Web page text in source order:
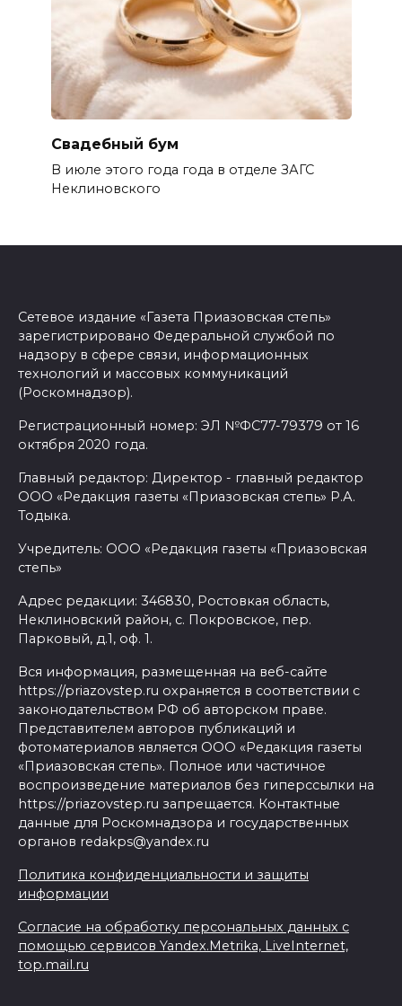
Свадебный бум
В июле этого года года в отделе ЗАГС
Неклиновского
Сетевое издание «Газета Приазовская степь»
зарегистрировано Федеральной службой по
надзору в сфере связи, информационных
технологий и массовых коммуникаций
(Роскомнадзор).
Регистрационный номер: ЭЛ №ФС77-79379 от 16
октября 2020 года.
Главный редактор: Директор - главный редактор
ООО «Редакция газеты «Приазовская степь» Р.А.
Тодыка.
Учредитель: ООО «Редакция газеты «Приазовская
степь»
Адрес редакции: 346830, Ростовкая область,
Неклиновский район, с. Покровское, пер.
Парковый, д.1, оф. 1.
Вся информация, размещенная на веб-сайте
https://priazovstep.ru охраняется в соответствии с
законодательством РФ об авторском праве.
Представителем авторов публикаций и
фотоматериалов является ООО «Редакция газеты
«Приазовская степь». Полное или частичное
воспроизведение материалов без гиперссылки на
https://priazovstep.ru запрещается. Контактные
данные для Роскомнадзора и государственных
органов redakps@yandex.ru
Политика конфиденциальности и защиты
информации
Согласие на обработку персональных данных с
помощью сервисов Yandex.Metrika, LiveInternet,
top.mail.ru